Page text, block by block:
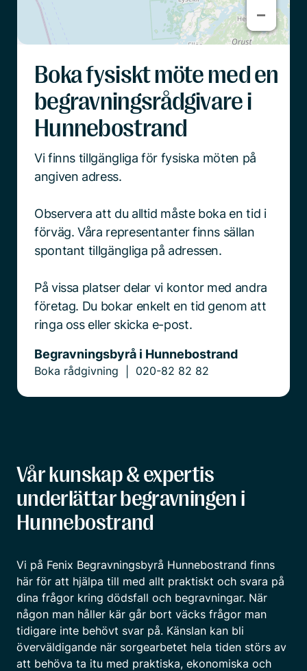
−
−
Boka fysiskt möte med en
begravningsrådgivare i
Hunnebostrand
Vi finns tillgängliga för fysiska möten på
angiven adress.
Observera att du alltid måste boka en tid i
förväg. Våra representanter finns sällan
spontant tillgängliga på adressen.
På vissa platser delar vi kontor med andra
företag. Du bokar enkelt en tid genom att
ringa oss eller skicka e-post.
Begravningsbyrå i Hunnebostrand
Boka rådgivning 020-82 82 82
Vår kunskap & expertis
underlättar begravningen i
Hunnebostrand
Vi på Fenix Begravningsbyrå Hunnebostrand finns
här för att hjälpa till med allt praktiskt och svara på
dina frågor kring dödsfall och begravningar. När
någon man håller kär går bort väcks frågor man
tidigare inte behövt svar på. Känslan kan bli
överväldigande när sorgearbetet hela tiden störs av
att behöva ta itu med praktiska, ekonomiska och